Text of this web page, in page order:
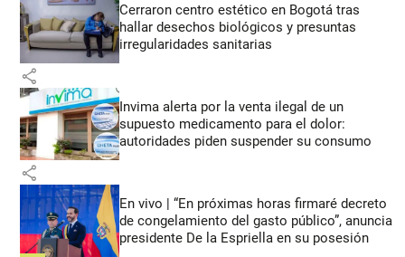
Cerraron centro estético en Bogotá tras
hallar desechos biológicos y presuntas
irregularidades sanitarias
share
Invima alerta por la venta ilegal de un
supuesto medicamento para el dolor:
autoridades piden suspender su consumo
share
En vivo | “En próximas horas firmaré decreto
de congelamiento del gasto público”, anuncia
presidente De la Espriella en su posesión